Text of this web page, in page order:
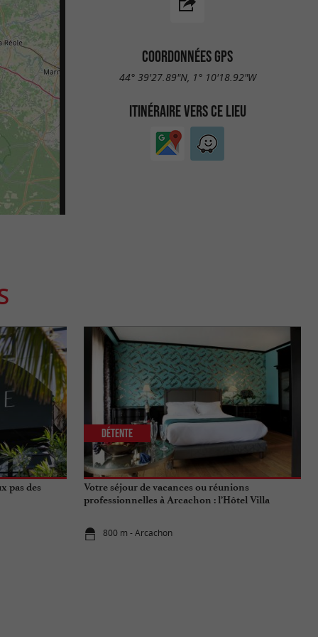
COORDONNÉES GPS
44° 39'27.89"N, 1° 10'18.92"W
ITINÉRAIRE VERS CE LIEU
pas des
Votre séjour de vacances ou réunions
professionnelles à Arcachon : l’Hôtel Villa
800 m - Arcachon
Détente